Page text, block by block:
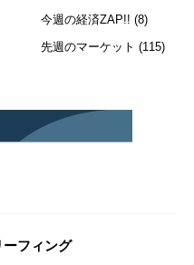
今週の経済ZAP!! (8)
先週のマーケット (115)
フィング